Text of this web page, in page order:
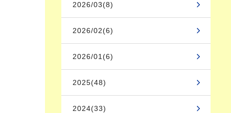
2026/03(8)
2026/02(6)
2026/01(6)
2025(48)
2024(33)